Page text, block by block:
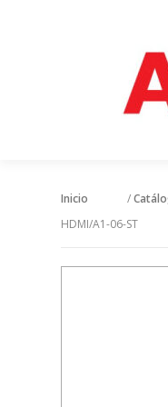
Inicio /
HDMI/A1-06-ST